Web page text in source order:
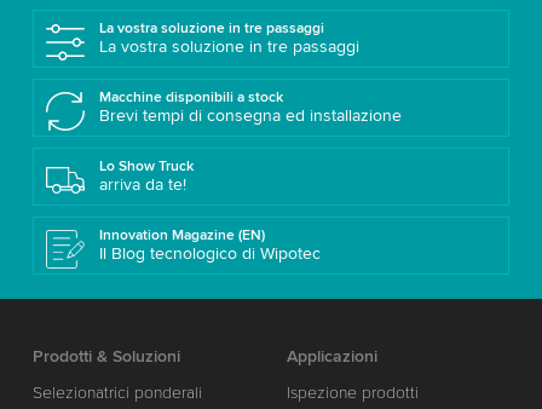
La vostra soluzione in tre passaggi
La vostra soluzione in tre passaggi
Macchine disponibili a stock
Brevi tempi di consegna ed installazione
Lo Show Truck
arriva da te!
Innovation Magazine (EN)
Il Blog tecnologico di Wipotec
Prodotti & Soluzioni
Selezionatrici ponderali
Applicazioni
Ispezione prodotti